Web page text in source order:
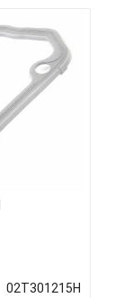
02T301215H